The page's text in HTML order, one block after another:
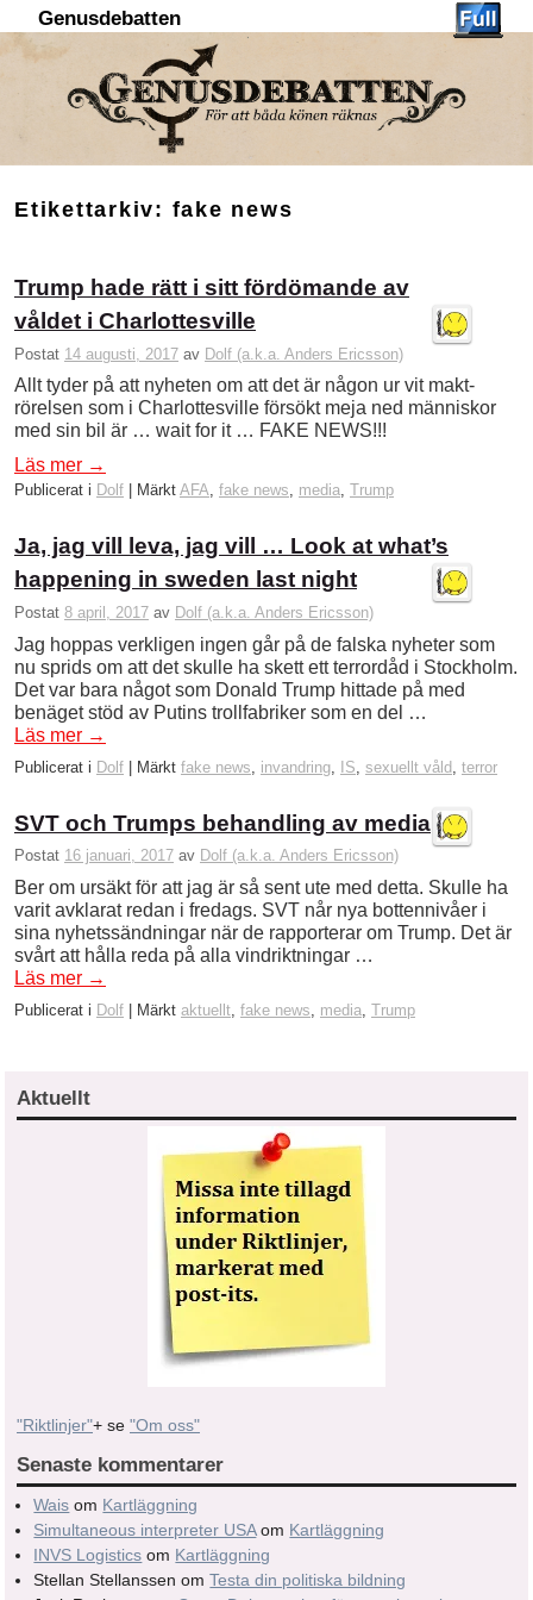
Genusdebatten
Etikettarkiv: fake news
Trump hade rätt i sitt fördömande av
våldet i Charlottesville
Postat 14 augusti, 2017 av Dolf (a.k.a. Anders Ericsson)
Allt tyder på att nyheten om att det är någon ur vit makt-
rörelsen som i Charlottesville försökt meja ned människor
med sin bil är … wait for it … FAKE NEWS!!!
Läs mer →
Publicerat i Dolf Märkt AFA, fake news, media, Trump
Ja, jag vill leva, jag vill … Look at what’s
happening in sweden last night
Postat 8 april, 2017 av Dolf (a.k.a. Anders Ericsson)
Jag hoppas verkligen ingen går på de falska nyheter som
nu sprids om att det skulle ha skett ett terrordåd i Stockholm.
Det var bara något som Donald Trump hittade på med
benäget stöd av Putins trollfabriker som en del …
Läs mer →
Publicerat i Dolf Märkt fake news invandring IS sexuellt våld terror
SVT och Trumps behandling av media
Postat 16 januari, 2017 av Dolf (a.k.a. Anders Ericsson)
Ber om ursäkt för att jag är så sent ute med detta. Skulle ha
varit avklarat redan i fredags. SVT når nya bottennivåer i
sina nyhetssändningar när de rapporterar om Trump. Det är
svårt att hålla reda på alla vindriktningar …
Läs mer →
Publicerat i Dolf Märkt aktuellt, fake news, media, Trump
Aktuellt
"Riktlinjer"+ se "Om oss"
Senaste kommentarer
Wais om Kartläggning
Simultaneous interpreter USAom Kartläggning
INVS Logistics om Kartläggning
Stellan Stellanssen omTesta din politiska bildning